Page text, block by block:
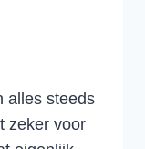
alles steeds
zeker voor